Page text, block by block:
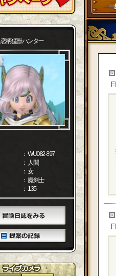
恋柄猛獣ハンター
： WU082-897
： 人間
： 女
： 魔剣士
： 135
一